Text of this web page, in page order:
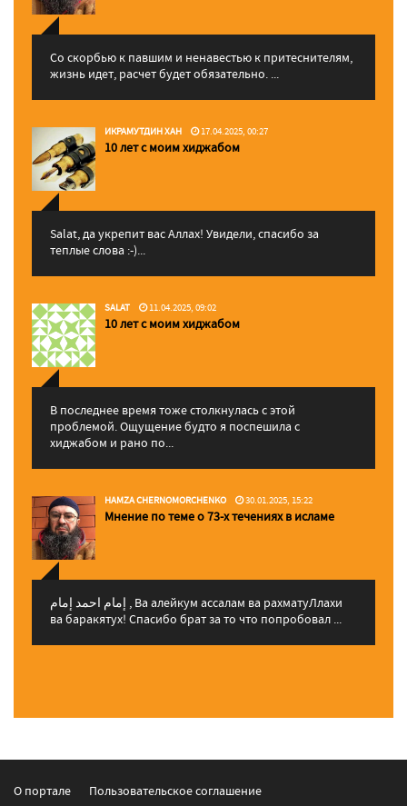
Со скорбью к павшим и ненавестью к притеснителям,
жизнь идет, расчет будет обязательно. ...
ИКРАМУТДИН ХАН 17.04.2025, 00:27
10 лет с моим хиджабом
Salat, да укрепит вас Аллаx! Увидели, спасибо за
теплые слова :-)...
SALAT 11.04.2025, 09:02
10 лет с моим хиджабом
В последнее время тоже столкнулась с этой
проблемой. Ощущение будто я поспешила с
хиджабом и рано по...
HAMZA CHERNOMORCHENKO 30.01.2025, 15:22
Мнение по теме о 73-х течениях в исламе
إمام احمد إمام , Ва алейкум ассалам ва рахматуЛлахи
ва баракятух! Спасибо брат за то что попробовал ...
О портале Пользовательское соглашение